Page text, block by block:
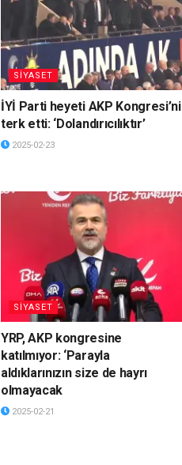
SİYASET
İYİ Parti heyeti AKP Kongresi’ni
terk etti: ‘Dolandırıcılıktır’
2025-02-23
SİYASET
YRP, AKP kongresine
katılmıyor: ‘Parayla
aldıklarınızın size de hayrı
olmayacak
2025-02-21